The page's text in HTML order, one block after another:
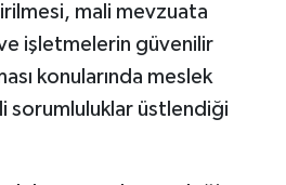
mali mevzuata
işletmelerin güvenilir
konularında meslek
sorumluluklar üstlendiği